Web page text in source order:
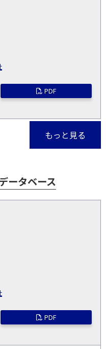
PDF
もっと見る
ータベース
PDF